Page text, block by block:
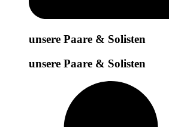
unsere Paare & Solisten
unsere Paare & Solisten